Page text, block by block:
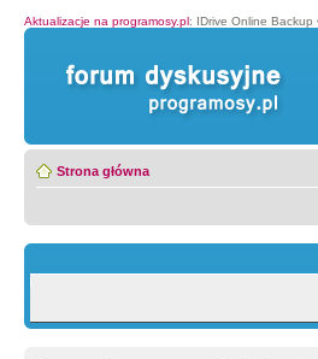
Aktualizacje na programosy.pl: IDrive Online Backup
Strona główna